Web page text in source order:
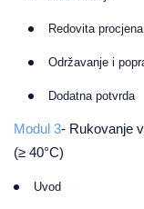
Redovita
Održavanje i
Dodatna potvrda
Modul 3- Rukovanje
(≥ 40°C)
Uvod